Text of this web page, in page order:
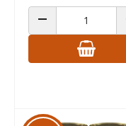
ANZAHL VERRINGERN